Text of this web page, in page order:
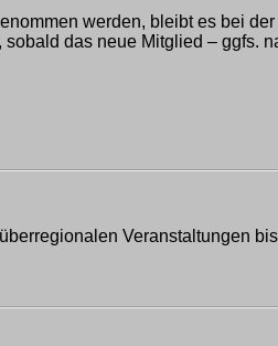
werden, bleibt es bei
das neue Mitglied –
Veranstaltungen